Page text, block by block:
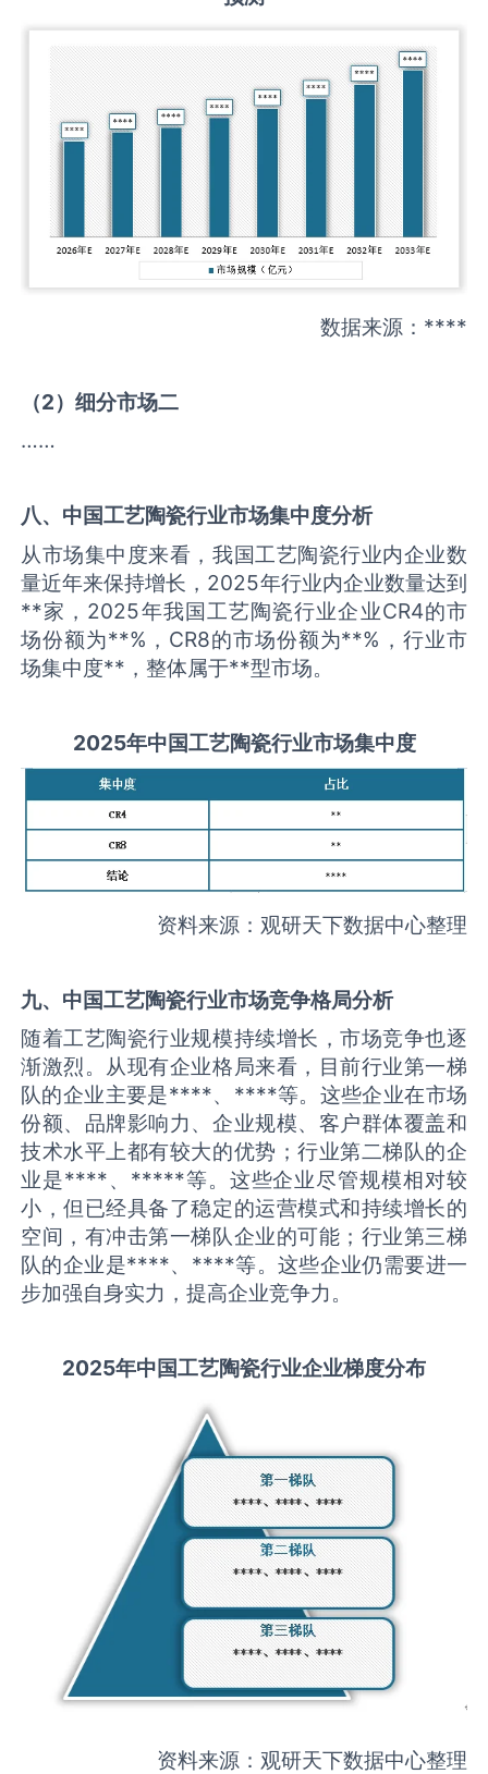
数据来源：****
（2）细分市场二
……
八、中国工艺陶瓷行业市场集中度分析
从市场集中度来看，我国工艺陶瓷行业内企业数
量近年来保持增长，2025年行业内企业数量达到
**家，2025年我国工艺陶瓷行业企业CR4的市
场份额为**%，CR8的市场份额为**%，行业市
场集中度**，整体属于**型市场。
2025年中国工艺陶瓷行业市场集中度
资料来源：观研天下数据中心整理
九、中国工艺陶瓷行业市场竞争格局分析
随着工艺陶瓷行业规模持续增长，市场竞争也逐
渐激烈。从现有企业格局来看，目前行业第一梯
队的企业主要是****、****等。这些企业在市场
份额、品牌影响力、企业规模、客户群体覆盖和
技术水平上都有较大的优势；行业第二梯队的企
业是****、*****等。这些企业尽管规模相对较
小，但已经具备了稳定的运营模式和持续增长的
空间，有冲击第一梯队企业的可能；行业第三梯
队的企业是****、****等。这些企业仍需要进一
步加强自身实力，提高企业竞争力。
2025年中国工艺陶瓷行业企业梯度分布
资料来源：观研天下数据中心整理